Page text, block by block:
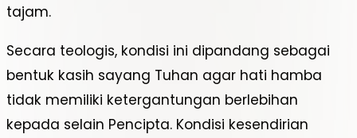
tajam.
Secara teologis, kondisi ini dipandang sebagai
bentuk kasih sayang Tuhan agar hati hamba
tidak memiliki ketergantungan berlebihan
kepada selain Pencipta. Kondisi kesendirian